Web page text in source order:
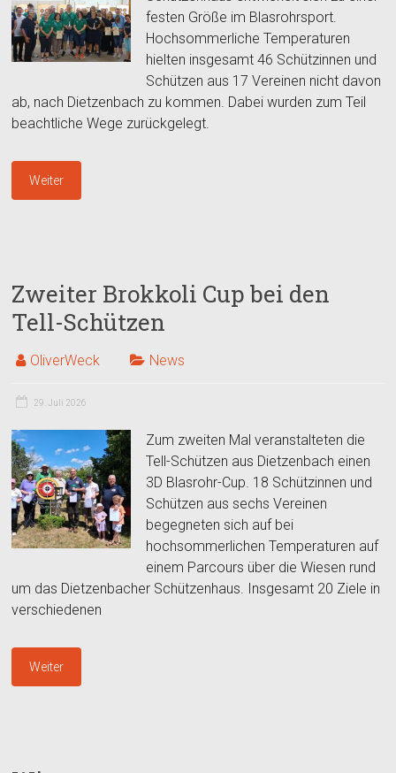
festen Größe im Blasrohrsport.
Hochsommerliche Temperaturen
hielten insgesamt 46 Schützinnen und
Schützen aus 17 Vereinen nicht davon
ab, nach Dietzenbach zu kommen. Dabei wurden zum Teil
beachtliche Wege zurückgelegt.
Weiter
Zweiter Brokkoli Cup bei den
Tell-Schützen
OliverWeck News
29. Juli 2026
Zum zweiten Mal veranstalteten die
Tell-Schützen aus Dietzenbach einen
3D Blasrohr-Cup. 18 Schützinnen und
Schützen aus sechs Vereinen
begegneten sich auf bei
hochsommerlichen Temperaturen auf
einem Parcours über die Wiesen rund
um das Dietzenbacher Schützenhaus. Insgesamt 20 Ziele in
verschiedenen
Weiter